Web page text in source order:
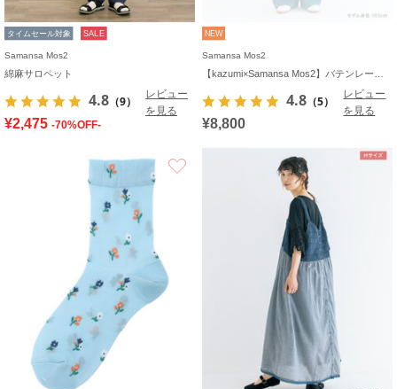
タイムセール対象 SALE
Samansa Mos2
綿麻サロペット
4.8 （9）
レビュー
を見る
¥2,475 -70%OFF-
NEW
Samansa Mos2
4.8 （5）
レビュー
を見る
¥8,800